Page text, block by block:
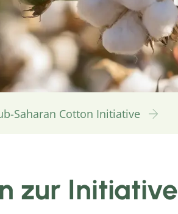
Saharan Cotton Initiative
zur Initiative